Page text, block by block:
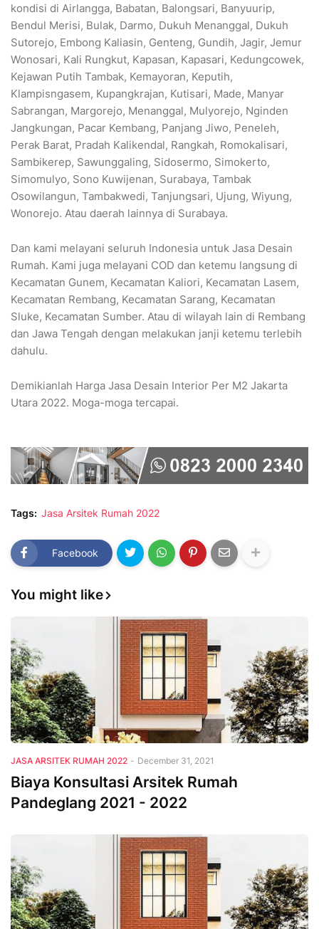
kondisi di Airlangga, Babatan, Balongsari, Banyuurip,
Bendul Merisi, Bulak, Darmo, Dukuh Menanggal, Dukuh
Sutorejo, Embong Kaliasin, Genteng, Gundih, Jagir, Jemur
Wonosari, Kali Rungkut, Kapasan, Kapasari, Kedungcowek,
Kejawan Putih Tambak, Kemayoran, Keputih,
Klampisngasem, Kupangkrajan, Kutisari, Made, Manyar
Sabrangan, Margorejo, Menanggal, Mulyorejo, Nginden
Jangkungan, Pacar Kembang, Panjang Jiwo, Peneleh,
Perak Barat, Pradah Kalikendal, Rangkah, Romokalisari,
Sambikerep, Sawunggaling, Sidosermo, Simokerto,
Simomulyo, Sono Kuwijenan, Surabaya, Tambak
Osowilangun, Tambakwedi, Tanjungsari, Ujung, Wiyung,
Wonorejo. Atau daerah lainnya di Surabaya.
Dan kami melayani seluruh Indonesia untuk Jasa Desain
Rumah. Kami juga melayani COD dan ketemu langsung di
Kecamatan Gunem, Kecamatan Kaliori, Kecamatan Lasem,
Kecamatan Rembang, Kecamatan Sarang, Kecamatan
Sluke, Kecamatan Sumber. Atau di wilayah lain di Rembang
dan Jawa Tengah dengan melakukan janji ketemu terlebih
dahulu.
Demikianlah Harga Jasa Desain Interior Per M2 Jakarta
Utara 2022. Moga-moga tercapai.
Tags: Jasa Arsitek Rumah 2022
Facebook
You might like
JASA ARSITEK RUMAH 2022 - December 31, 2021
Biaya Konsultasi Arsitek Rumah
Pandeglang 2021 - 2022